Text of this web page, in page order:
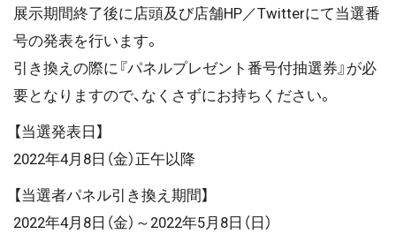
展示期間終了後に店頭及び店舗HP／Twitterにて当選番
号の発表を行います。
引き換えの際に『パネルプレゼント番号付抽選券』が必
要となりますので、なくさずにお持ちください。
【当選発表日】
2022年4月8日（金）正午以降
【当選者パネル引き換え期間】
2022年4月8日（金）～2022年5月8日（日）